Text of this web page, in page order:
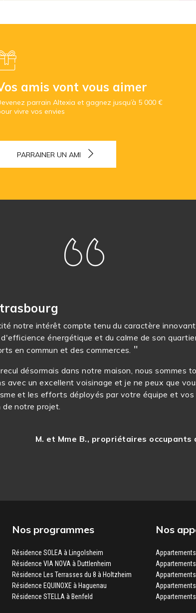
amis vont vous aimer
parrain Altexia et gagnez jusqu’à 5 000 €
vivre vos envies
PARRAINER UN AMI
notre intérêt compte tenu du caractère
énergétique et du calme de son
en commun et des commerces.
désormais dans notre maison, nous sommes
avec un excellent voisinage et je ne peux que
et les efforts déployés par votre équipe et
notre projet.
M. et Mme B., propriétaires occupants
Nos programmes
Résidence SOLEA à Lingolsheim
Résidence VIA NOVA à Duttlenheim
Résidence Les Terrasses du 8 à Holtzheim
Résidence EQUINOXE à Haguenau
Résidence STELLA à Benfeld
Nos